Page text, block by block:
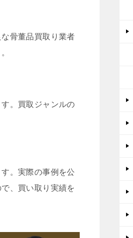
骨董品買取り業者
。買取ジャンルの
。実際の事例を公
、買い取り実績を